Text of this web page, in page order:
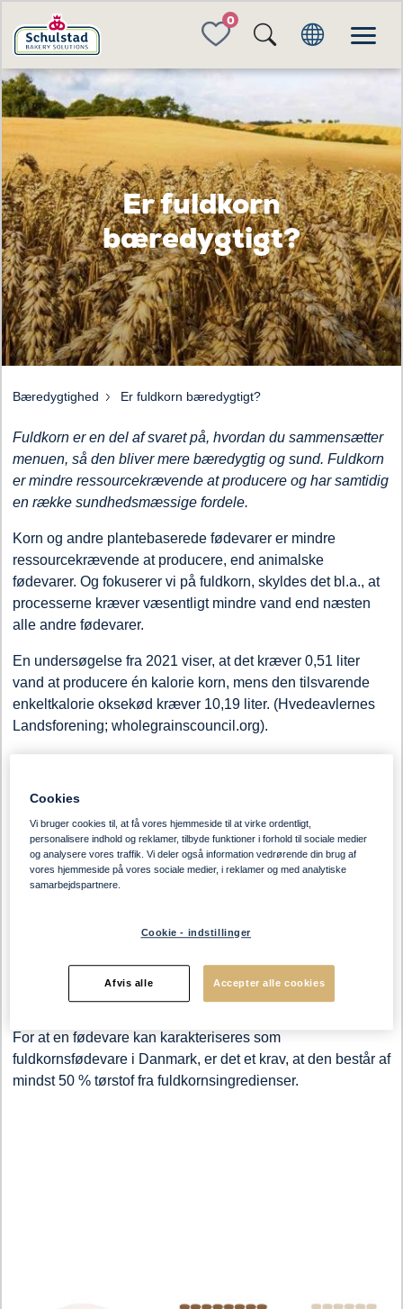
FAVORITES
Er fuldkorn
bæredygtigt?
Bæredygtighed Er fuldkorn bæredygtigt?
Fuldkorn er en del af svaret på, hvordan du sammensætter
menuen, så den bliver mere bæredygtig og sund. Fuldkorn
er mindre ressourcekrævende at producere og har samtidig
en række sundhedsmæssige fordele.
Korn og andre plantebaserede fødevarer er mindre
ressourcekrævende at producere, end animalske
fødevarer. Og fokuserer vi på fuldkorn, skyldes det bl.a., at
processerne kræver væsentligt mindre vand end næsten
alle andre fødevarer.
En undersøgelse fra 2021 viser, at det kræver 0,51 liter
vand at producere én kalorie korn, mens den tilsvarende
enkeltkalorie oksekød kræver 10,19 liter. (Hvedeavlernes
Landsforening; wholegrainscouncil.org).
Når vi maler fuldkornsmel,
bruger vi 100 % af kornet
intakt. Men det er ikke helt korrekt. Både knækkede, skårne
kornets dele bliver taget med. På den måde bevarer kornet
alle sine ernæringsmæssige fordele.
For at en fødevare kan karakteriseres som
fuldkornsfødevare i Danmark, er det et krav, at den består af
mindst 50 % tørstof fra fuldkornsingredienser.
Cookies
Vi bruger cookies til, at få vores hjemmeside til at virke ordentligt,
personalisere indhold og reklamer, tilbyde funktioner i forhold til sociale medier
og analysere vores traffik. Vi deler også information vedrørende din brug af
vores hjemmeside på vores sociale medier, i reklamer og med analytiske
samarbejdspartnere.
Cookie - indstillinger
Afvis alle Accepter alle cookies